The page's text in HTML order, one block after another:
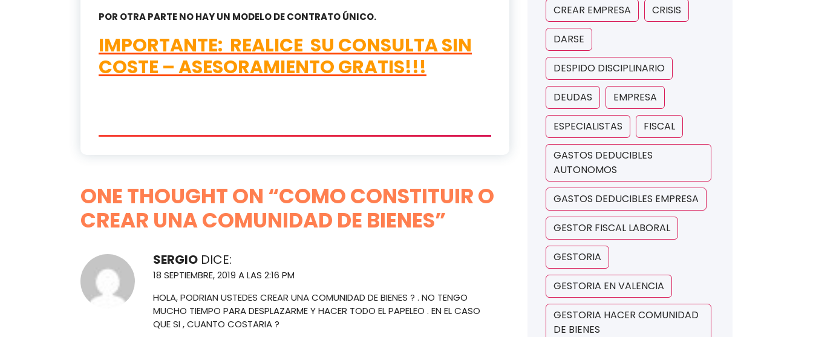
POR OTRA PARTE NO HAY UN MODELO DE CONTRATO ÚNICO.
IMPORTANTE: REALICE SU CONSULTA SIN
COSTE – ASESORAMIENTO GRATIS!!!
ONE THOUGHT ON “COMO CONSTITUIR O
CREAR UNA COMUNIDAD DE BIENES”
SERGIO DICE:
18 SEPTIEMBRE, 2019 A LAS 2:16 PM
HOLA, PODRIAN USTEDES CREAR UNA COMUNIDAD DE BIENES ? . NO TENGO
MUCHO TIEMPO PARA DESPLAZARME Y HACER TODO EL PAPELEO . EN EL CASO
QUE SI , CUANTO COSTARIA ?
CREAR EMPRESA CRISIS
DARSE
DESPIDO DISCIPLINARIO
DEUDAS EMPRESA
ESPECIALISTAS FISCAL
GASTOS DEDUCIBLES
AUTONOMOS
GASTOS DEDUCIBLES EMPRESA
GESTOR FISCAL LABORAL
GESTORIA
GESTORIA EN VALENCIA
GESTORIA HACER COMUNIDAD
DE BIENES